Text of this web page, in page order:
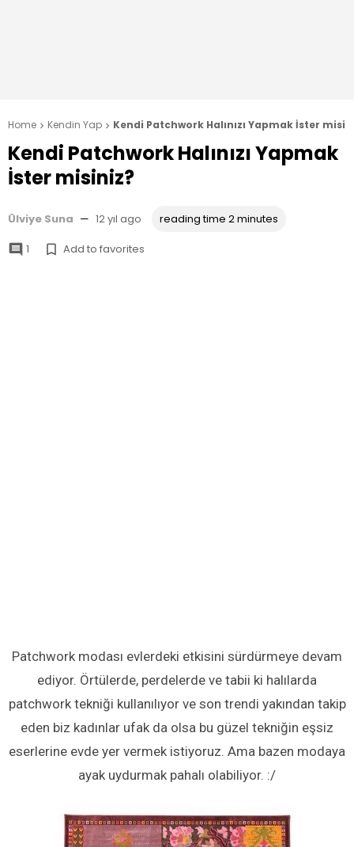
Home  Kendin Yap  Kendi Patchwork Halınızı Yapmak İster
Kendi Patchwork Halınızı Yapmak
İster misiniz?
Ülviye Suna — 12 yıl ago reading time 2 minutes
 1  Add to favorites
Patchwork modası evlerdeki etkisini sürdürmeye devam
ediyor. Örtülerde, perdelerde ve tabii ki halılarda
patchwork tekniği kullanılıyor ve son trendi yakından takip
eden biz kadınlar ufak da olsa bu güzel tekniğin eşsiz
eserlerine evde yer vermek istiyoruz. Ama bazen modaya
ayak uydurmak pahalı olabiliyor. :/